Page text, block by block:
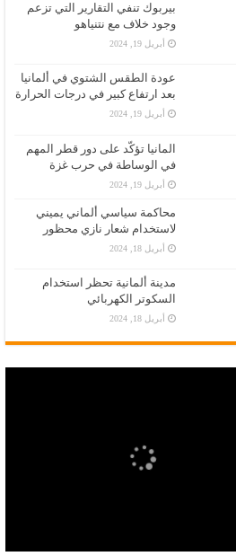
بيربوك تنفي التقارير التي تزعم
وجود خلاف مع نتنياهو
أبريل 19, 2024
عودة الطقس الشتوي في ألمانيا
بعد ارتفاع كبير في درجات الحرارة
أبريل 19, 2024
المانيا تؤكّد على دور قطر المهم
في الوساطة في حرب غزة
أبريل 19, 2024
محاكمة سياسي ألماني يميني
لاستخدام شعار نازي محظور
أبريل 18, 2024
مدينة ألمانية تحظر استخدام
السكوتر الكهربائي
أبريل 18, 2024